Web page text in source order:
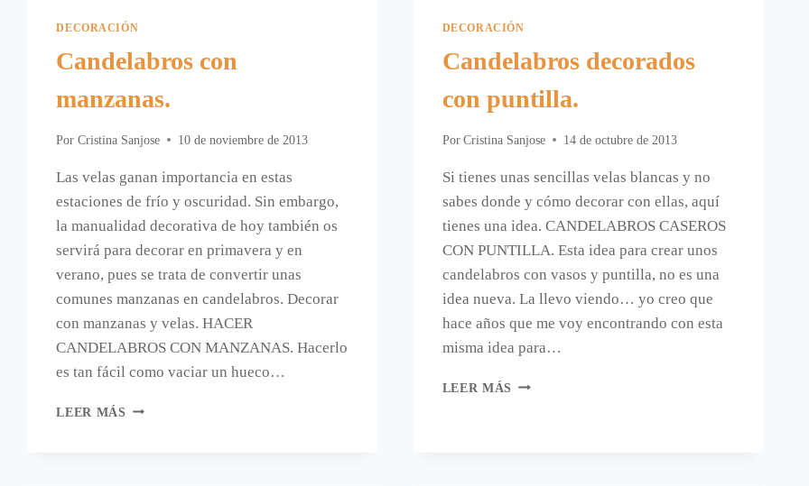
DECORACIÓN
Candelabros con
manzanas.
Por Cristina Sanjose 10 de noviembre de 2013
Las velas ganan importancia en estas
estaciones de frío y oscuridad. Sin embargo,
la manualidad decorativa de hoy también os
servirá para decorar en primavera y en
verano, pues se trata de convertir unas
comunes manzanas en candelabros. Decorar
con manzanas y velas. HACER
CANDELABROS CON MANZANAS. Hacerlo
es tan fácil como vaciar un hueco…
LEER MÁS CANDELABROS
DECORACIÓN
Candelabros decorados
con puntilla.
Por Cristina Sanjose 14 de octubre de 2013
Si tienes unas sencillas velas blancas y no
sabes donde y cómo decorar con ellas, aquí
tienes una idea. CANDELABROS CASEROS
CON PUNTILLA. Esta idea para crear unos
candelabros con vasos y puntilla, no es una
idea nueva. La llevo viendo… yo creo que
hace años que me voy encontrando con esta
misma idea para…
LEER MÁS CANDELABROS